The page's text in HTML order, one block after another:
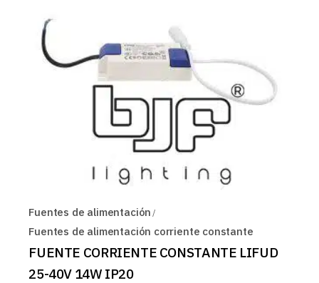
Fuentes de alimentación
Fuentes de alimentación corriente constante
FUENTE CORRIENTE CONSTANTE LIFUD
25-40V 14W IP20